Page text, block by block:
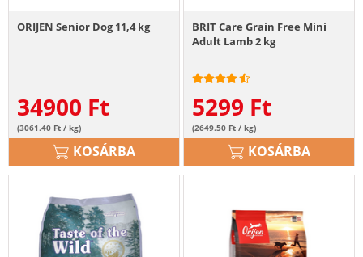
ORIJEN Senior Dog 11,4 kg
34900 Ft
(3061.40 Ft / kg)
KOSÁRBA
BRIT Care Grain Free Mini
Adult Lamb 2 kg
5299 Ft
(2649.50 Ft / kg)
KOSÁRBA